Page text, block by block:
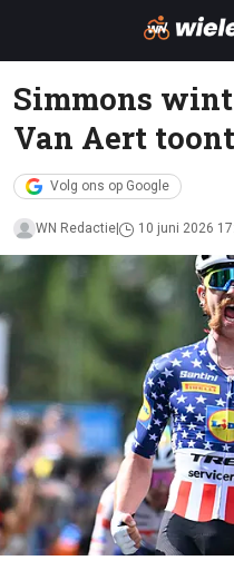
Simmons
Van Aert
Volg ons op Google
WN Redactie 10 juni 2026